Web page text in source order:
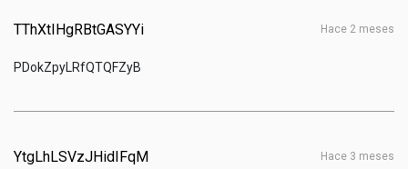
hace 2 meses
TThXtIHgRBtGASYYi
PDokZpyLRfQTQFZyB
hace 3 meses
YtgLhLSVzJHidIFqM